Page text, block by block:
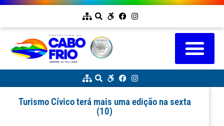
Turismo Cívico terá mais uma edição na sexta
(10)